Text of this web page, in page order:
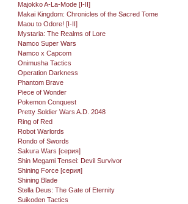
Majokko A-La-Mode [I-II]
Makai Kingdom: Chronicles of the Sacred Tome
Maou to Odore! [I-II]
Mystaria: The Realms of Lore
Namco Super Wars
Namco x Capcom
Onimusha Tactics
Operation Darkness
Phantom Brave
Piece of Wonder
Pokemon Conquest
Pretty Soldier Wars A.D. 2048
Ring of Red
Robot Warlords
Rondo of Swords
Sakura Wars [серия]
Shin Megami Tensei: Devil Survivor
Shining Force [серия]
Shining Blade
Stella Deus: The Gate of Eternity
Suikoden Tactics